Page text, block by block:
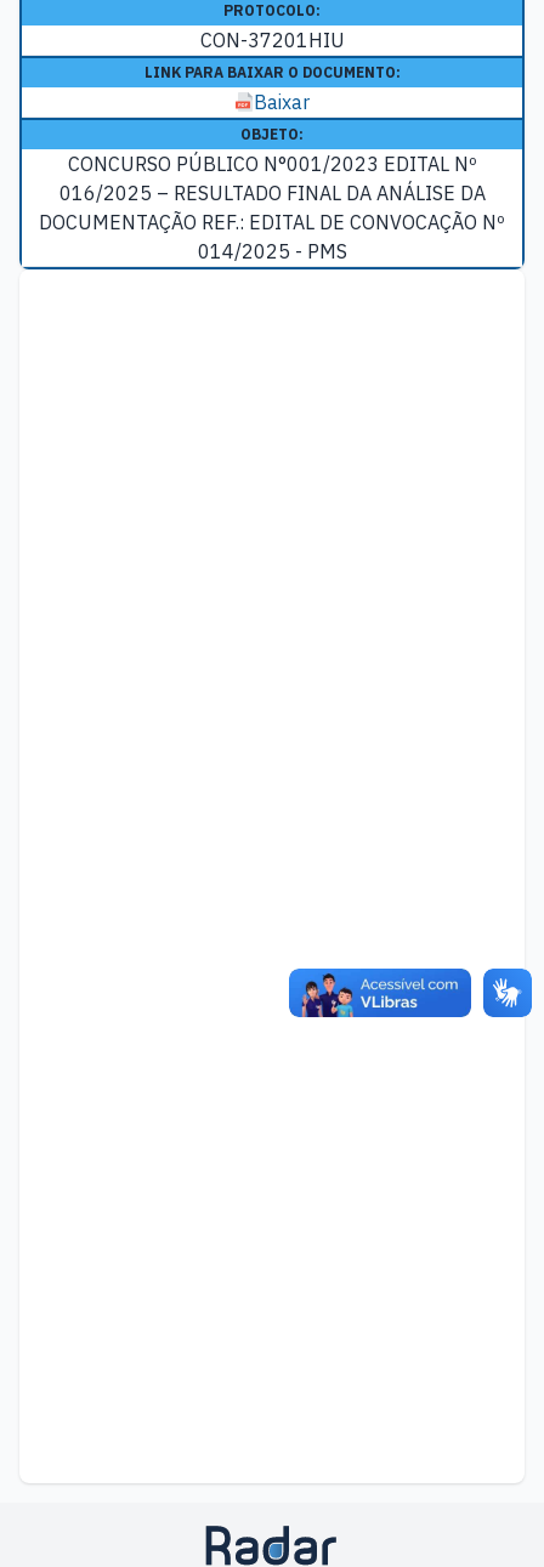
PROTOCOLO:
CON-37201HIU
LINK PARA BAIXAR O DOCUMENTO:
Baixar
OBJETO:
CONCURSO PÚBLICO N°001/2023 EDITAL Nº
016/2025 – RESULTADO FINAL DA ANÁLISE DA
DOCUMENTAÇÃO REF.: EDITAL DE CONVOCAÇÃO Nº
014/2025 - PMS